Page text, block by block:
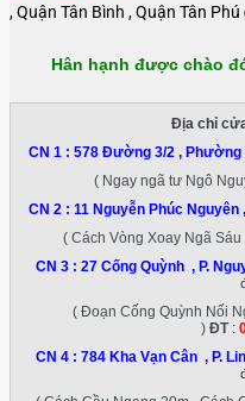
, Quận Tân Bình , Quận Tân Phú
Hân hạnh được chào
Địa chỉ
CN 1 : 578 Đường 3/2 , Phường
( Ngay ngã tư Ngô
CN 2 : 11 Nguyễn Phúc Nguyên
( Cách Vòng Xoay Ngã
CN 3 : 27 Cống Quỳnh , P.
( Đoạn Cống Quỳnh Nối
) ĐT:
CN 4 : 784 Kha Vạn Cân , P.